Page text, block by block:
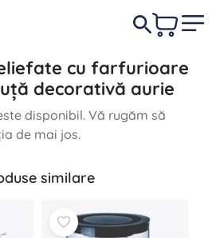
cu farfurioare
decorativă aurie
disponibil. Vă rugăm să
de mai jos.
similare